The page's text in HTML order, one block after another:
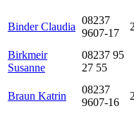
Binder Claudia
08237
9607-17
Birkmeir
Susanne
08237 95
27 55
Braun Katrin
08237
9607-16